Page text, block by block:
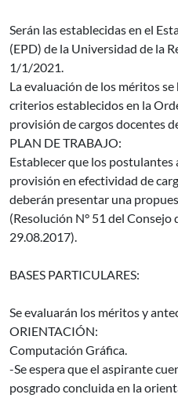
Serán las establecidas en el
(EPD) de la Universidad de la
1/1/2021.
La evaluación de los méritos
criterios establecidos en la
provisión de cargos docentes
PLAN DE TRABAJO:
Establecer que los postulantes
provisión en efectividad de
deberán presentar una
(Resolución N° 51 del Consejo
29.08.2017).
BASES PARTICULARES:
Se evaluarán los méritos y
ORIENTACIÓN:
Computación Gráfica.
-Se espera que el aspirante
posgrado concluida en la